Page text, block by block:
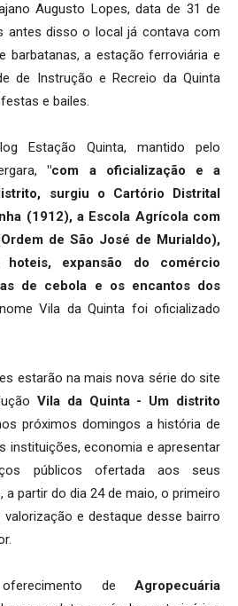
Augusto Lopes, data de 31 de
antes disso o local já contava com
barbatanas, a estação ferroviária e
de Instrução e Recreio da Quinta
e bailes.
Estação Quinta, mantido pelo
"com a oficialização e a
surgiu o Cartório Distrital
(1912), a Escola Agrícola com
de São José de Murialdo),
expansão do comércio
de cebola e os encantos dos
Vila da Quinta foi oficializado
estarão na mais nova série do site
Vila da Quinta - Um distrito
próximos domingos a história de
instituições, economia e apresentar
públicos ofertada aos seus
a partir do dia 24 de maio, o primeiro
e destaque desse bairro
de Agropecuária